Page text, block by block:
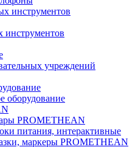
инструментов
инструментов
учреждений
оборудование
PROMETHEAN
питания, интерактивные
маркеры PROMETHEAN